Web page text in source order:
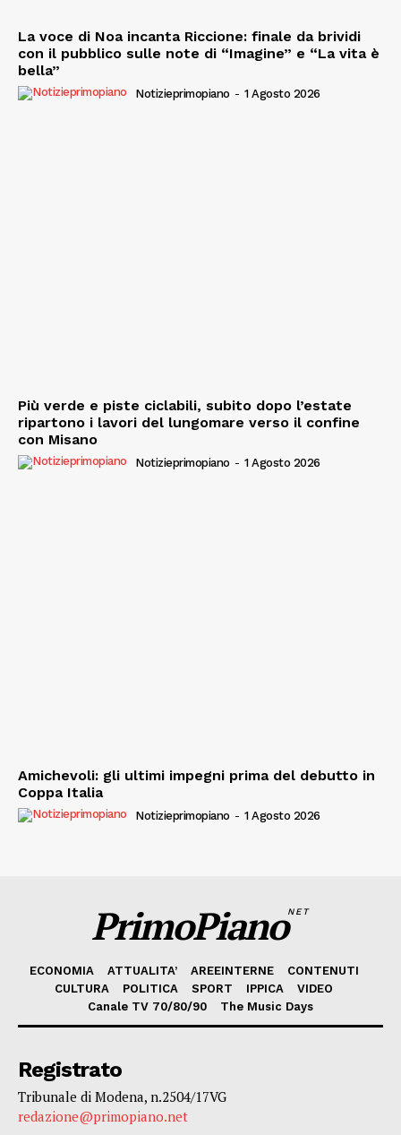
La voce di Noa incanta Riccione: finale da brividi
con il pubblico sulle note di “Imagine” e “La vita è
bella”
Notizieprimopiano - 1 Agosto 2026
Più verde e piste ciclabili, subito dopo l’estate
ripartono i lavori del lungomare verso il confine
con Misano
Notizieprimopiano - 1 Agosto 2026
Amichevoli: gli ultimi impegni prima del debutto in
Coppa Italia
Notizieprimopiano - 1 Agosto 2026
PrimoPianoNET
ECONOMIA ATTUALITA’ AREEINTERNE
CONTENUTI
CULTURA
POLITICA SPORT IPPICA
VIDEO
Canale TV 70/80/90
The Music Days
Registrato
Tribunale di Modena, n.2504/17VG
redazione@primopiano.net